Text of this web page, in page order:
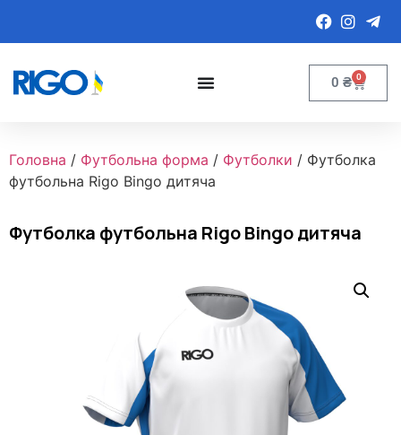
0 ₴ 0
Головна / Футбольна форма / Футболки / Футболка
футбольна Rigo Bingo дитяча
Футболка футбольна Rigo Bingo дитяча